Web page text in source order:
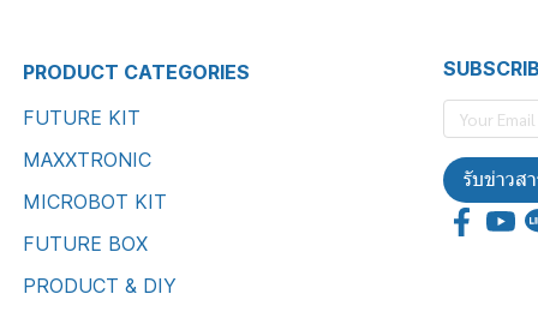
PRODUCT CATEGORIES
FUTURE KIT
MAXXTRONIC
MICROBOT KIT
FUTURE BOX
PRODUCT & DIY
รับข่าวส